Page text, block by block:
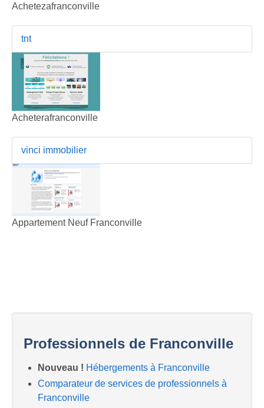
Achetezafranconville
tnt
Acheterafranconville
vinci immobilier
Appartement Neuf Franconville
Professionnels de Franconville
Nouveau ! Hébergements à Franconville
Comparateur de services de professionnels à
Franconville